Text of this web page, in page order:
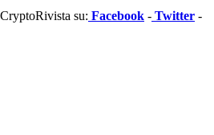
su: Facebook - Twitter -